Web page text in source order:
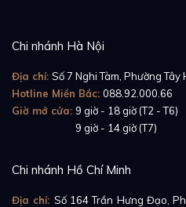
Chi nhánh Hà Nội
Địa chỉ: Số 7 Nghi Tàm, Phường Tây
Hotline Miền Bắc: 088.92.000.66
Giờ mở cửa: 9 giờ - 18 giờ (T2 - T6)
9 giờ - 14 giờ (T7)
Chi nhánh Hồ Chí Minh
Địa chỉ: Số 164 Trần Hưng Đạo,